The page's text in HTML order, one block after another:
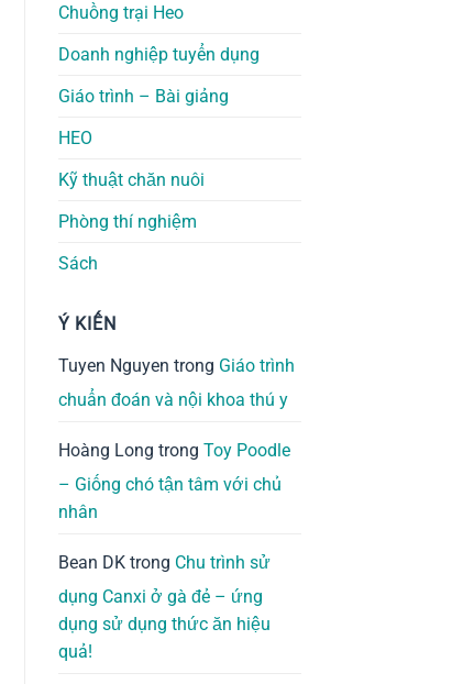
Chuồng trại Heo
Doanh nghiệp tuyển dụng
Giáo trình – Bài giảng
HEO
Kỹ thuật chăn nuôi
Phòng thí nghiệm
Sách
Ý KIẾN
Tuyen Nguyen trong Giáo trình
chuẩn đoán và nội khoa thú y
Hoàng Long trong Toy Poodle
– Giống chó tận tâm với chủ
nhân
Bean DKtrong Chu trình sử
dụng Canxi ở gà đẻ – ứng
dụng sử dụng thức ăn hiệu
quả!